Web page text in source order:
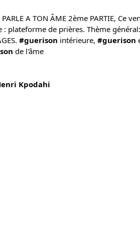
A TON ÂME 2ème PARTIE, Ce
plateforme de prières. Thème général:
#guerison intérieure, #guerison
de l'âme
Kpodahi